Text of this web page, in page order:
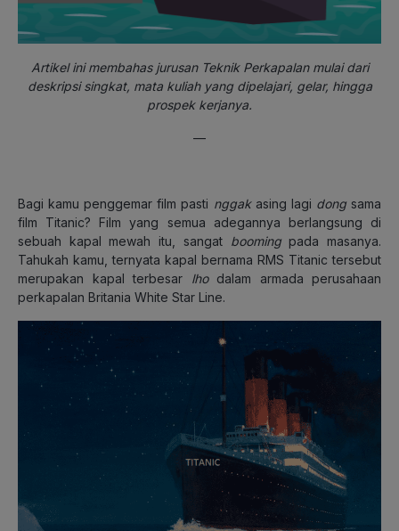
Artikel ini membahas jurusan Teknik Perkapalan mulai dari
deskripsi singkat, mata kuliah yang dipelajari, gelar, hingga
prospek kerjanya.
—
Bagi kamu penggemar film pasti nggakasing lagi dong sama
film Titanic? Film yang semua adegannya berlangsung di
sebuah kapal mewah itu, sangat booming pada masanya.
Tahukah kamu, ternyata kapal bernama RMS Titanic tersebut
merupakan kapal terbesar lhodalam armada perusahaan
perkapalan Britania White Star Line.